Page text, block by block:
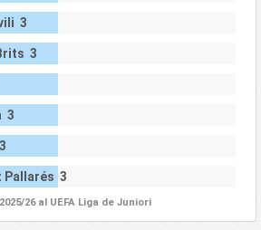
3
3
3
Pallarés 3
26 al UEFA Liga de Juniori